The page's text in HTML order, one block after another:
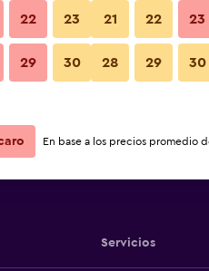
Ver precios
Ver precios Fotos
Servicios
22 23
29 30
21 22 23
28 29 30
En base a los precios promedio